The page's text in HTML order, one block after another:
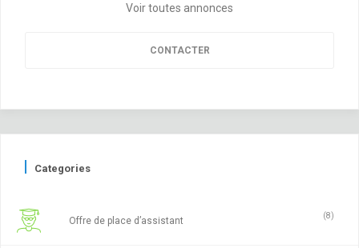
Voir toutes annonces
CONTACTER
Categories
Offre de place d’assistant (8)